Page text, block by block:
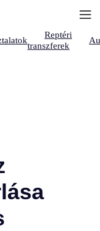
Reptéri
transzferek